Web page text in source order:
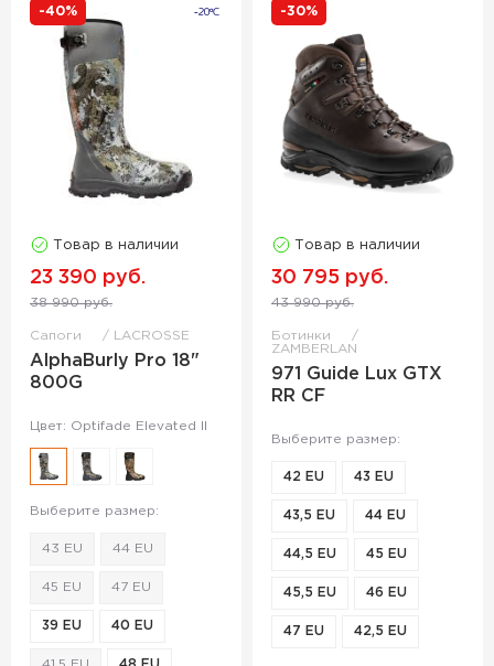
-40%
Товар в наличии
23 390 руб.
38 990 руб.
Сапоги LACROSSE
AlphaBurly Pro 18"
800G
Цвет: Optifade Elevated II
Выберите размер:
43 EU 44 EU
45 EU 47 EU
39 EU 40 EU
-30%
Товар в наличии
30 795 руб.
43 990 руб.
Ботинки
ZAMBERLAN
971 Guide Lux GTX
RR CF
Выберите размер:
42 EU 43 EU
43,5 EU 44 EU
44,5 EU 45 EU
45,5 EU 46 EU
47 EU 42,5 EU